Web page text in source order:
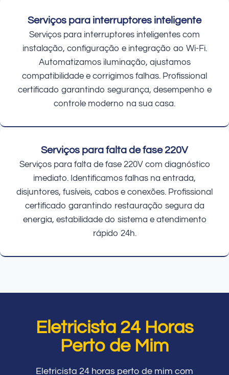
Serviços para interruptores inteligente
Serviços para interruptores inteligentes com
instalação, configuração e integração ao Wi-Fi.
Automatizamos iluminação, ajustamos
compatibilidade e corrigimos falhas. Profissional
certificado garantindo segurança, desempenho e
controle moderno na sua casa.
Serviços para falta de fase 220V
Serviços para falta de fase 220V com diagnóstico
imediato. Identificamos falhas na entrada,
disjuntores, fusíveis, cabos e conexões. Profissional
certificado garantindo restauração segura da
energia, estabilidade do sistema e atendimento
rápido 24h.
Eletricista 24 Horas
Perto de Mim
Eletricista 24 horas perto de mim com